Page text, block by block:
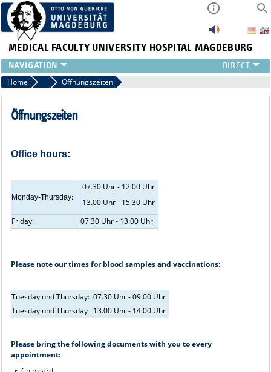
MEDICAL FACULTY UNIVERSITY HOSPITAL MAGDEBURG
INSTITUTE
CLINIC
CENTRAL FACILITIES
INTERNATIONAL
Home General information
Öffnungszeiten
Öffnungszeiten
Office hours:
Monday-Thursday:
07.30 Uhr - 12.00 Uhr
13.00 Uhr - 15.30 Uhr
Friday:
07.30 Uhr - 13.00 Uhr
Please note our times for blood samples and vaccinations:
Tuesday und Thursday: 07.30 Uhr - 09.00 Uhr
Tuesday und Thursday
13.00 Uhr - 14.00 Uhr
Please bring the following documents with you to every
appointment: